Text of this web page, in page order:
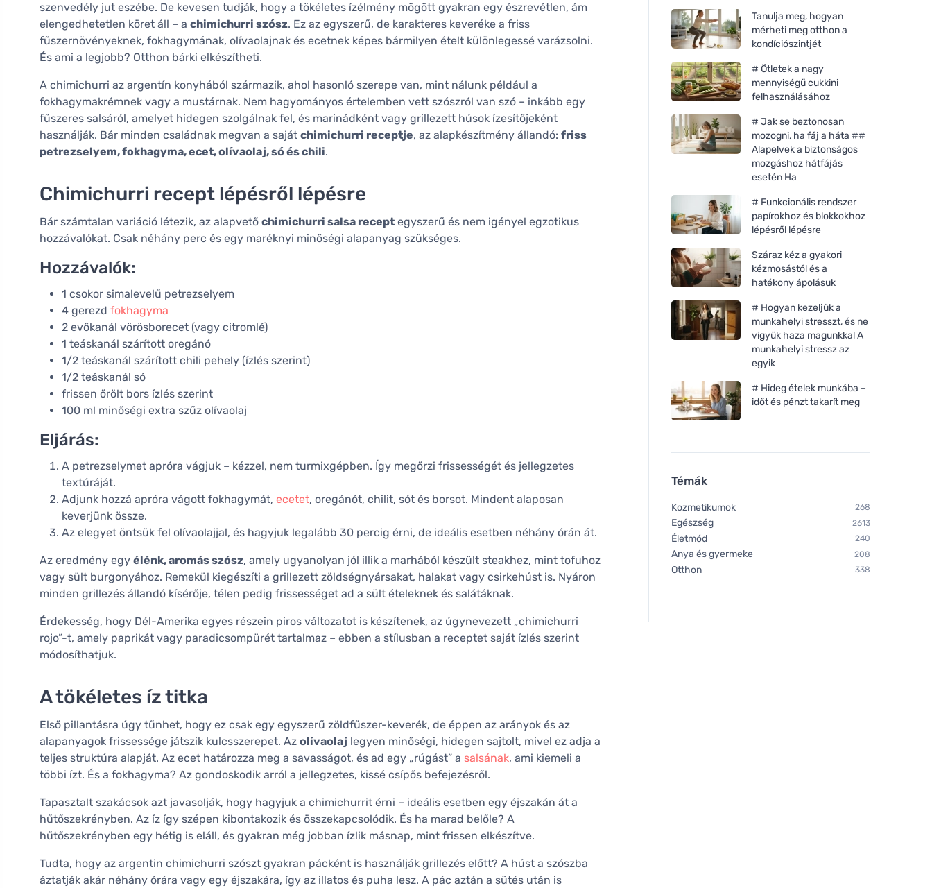
szenvedély jut eszébe. De kevesen tudják, hogy a tökéletes ízélmény mögött gyakran egy észrevétlen, ám
elengedhetetlen köret áll – a chimichurri szósz. Ez az egyszerű, de karakteres keveréke a friss
fűszernövényeknek, fokhagymának, olívaolajnak és ecetnek képes bármilyen ételt különlegessé varázsolni.
És ami a legjobb? Otthon bárki elkészítheti.
A chimichurri az argentín konyhából származik, ahol hasonló szerepe van, mint nálunk például a
fokhagymakrémnek vagy a mustárnak. Nem hagyományos értelemben vett szószról van szó – inkább egy
fűszeres salsáról, amelyet hidegen szolgálnak fel, és marinádként vagy grillezett húsok ízesítőjeként
használják. Bár minden családnak megvan a saját chimichurri receptje, az alapkészítmény állandó: friss
petrezselyem, fokhagyma, ecet, olívaolaj, só és chili.
Chimichurri recept lépésről lépésre
Bár számtalan variáció létezik, az alapvető chimichurri salsa recept egyszerű és nem igényel egzotikus
hozzávalókat. Csak néhány perc és egy maréknyi minőségi alapanyag szükséges.
Hozzávalók:
1 csokor simalevelű petrezselyem
4 gerezd fokhagyma
2 evőkanál vörösborecet (vagy citromlé)
1 teáskanál szárított oregánó
1/2 teáskanál szárított chili pehely (ízlés szerint)
1/2 teáskanál só
frissen őrölt bors ízlés szerint
100 ml minőségi extra szűz olívaolaj
Eljárás:
A petrezselymet apróra vágjuk – kézzel, nem turmixgépben. Így megőrzi frissességét és jellegzetes
textúráját.
Adjunk hozzá apróra vágott fokhagymát, ecetet, oregánót, chilit, sót és borsot. Mindent alaposan
keverjünk össze.
Az elegyet öntsük fel olívaolajjal, és hagyjuk legalább 30 percig érni, de ideális esetben néhány órán át.
Az eredmény egy élénk, aromás szósz, amely ugyanolyan jól illik a marhából készült steakhez, mint tofuhoz
vagy sült burgonyához. Remekül kiegészíti a grillezett zöldségnyársakat, halakat vagy csirkehúst is. Nyáron
minden grillezés állandó kísérője, télen pedig frissességet ad a sült ételeknek és salátáknak.
Érdekesség, hogy Dél-Amerika egyes részein piros változatot is készítenek, az úgynevezett „chimichurri
rojo”-t, amely paprikát vagy paradicsompürét tartalmaz – ebben a stílusban a receptet saját ízlés szerint
módosíthatjuk.
A tökéletes íz titka
Első pillantásra úgy tűnhet, hogy ez csak egy egyszerű zöldfűszer-keverék, de éppen az arányok és az
alapanyagok frissessége játszik kulcsszerepet. Az olívaolaj legyen minőségi, hidegen sajtolt, mivel ez adja a
teljes struktúra alapját. Az ecet határozza meg a savasságot, és ad egy „rúgást” a salsának, ami kiemeli a
többi ízt. És a fokhagyma? Az gondoskodik arról a jellegzetes, kissé csípős befejezésről.
Tapasztalt szakácsok azt javasolják, hogy hagyjuk a chimichurrit érni – ideális esetben egy éjszakán át a
hűtőszekrényben. Az íz így szépen kibontakozik és összekapcsolódik. És ha marad belőle? A
hűtőszekrényben egy hétig is eláll, és gyakran még jobban ízlik másnap, mint frissen elkészítve.
Tudta, hogy az argentin chimichurri szószt gyakran pácként is használják grillezés előtt? A húst a szószba
áztatják akár néhány órára vagy egy éjszakára, így az illatos és puha lesz. A pác aztán a sütés után is
Tanulja meg, hogyan
mérheti meg otthon a
kondíciószintjét
# Ötletek a nagy
mennyiségű cukkini
felhasználásához
# Jak se beztonosan
mozogni, ha fáj a háta ##
Alapelvek a biztonságos
mozgáshoz hátfájás
esetén Ha
# Funkcionális rendszer
papírokhoz és blokkokhoz
lépésről lépésre
Száraz kéz a gyakori
kézmosástól és a
hatékony ápolásuk
# Hogyan kezeljük a
munkahelyi stresszt, és ne
vigyük haza magunkkal A
munkahelyi stressz az
egyik
# Hideg ételek munkába –
időt és pénzt takarít meg
Témák
Kozmetikumok 268
Egészség 2613
Életmód 240
Anya és gyermeke 208
Otthon 338